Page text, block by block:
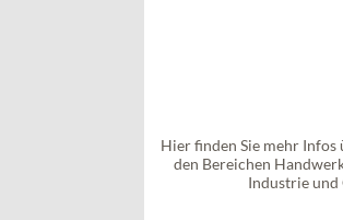
Hier finden Sie mehr
den Bereichen
Industrie und